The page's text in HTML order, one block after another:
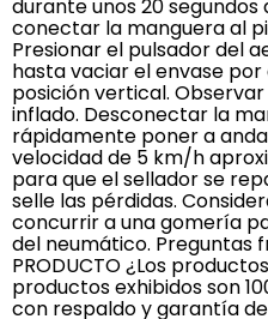
durante unos 20
conectar la manguera al
Presionar el pulsador del
hasta vaciar el envase
posición vertical.
inflado. Desconectar la
rápidamente poner a
velocidad de 5 km/h
para que el sellador se
selle las pérdidas.
concurrir a una gomería
del neumático. Preguntas
PRODUCTO ¿Los
productos exhibidos son
con respaldo y garantía